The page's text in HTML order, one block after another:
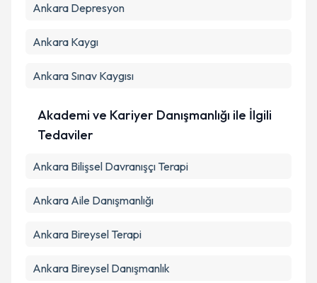
Ankara Depresyon
Ankara Kaygı
Ankara Sınav Kaygısı
Akademi ve Kariyer Danışmanlığı ile İlgili
Tedaviler
Ankara Bilişsel Davranışçı Terapi
Ankara Aile Danışmanlığı
Ankara Bireysel Terapi
Ankara Bireysel Danışmanlık